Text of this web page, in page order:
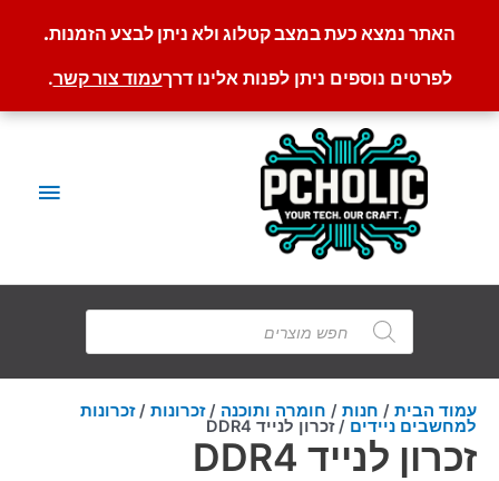
האתר נמצא כעת במצב קטלוג ולא ניתן לבצע הזמנות.
לפרטים נוספים ניתן לפנות אלינו דרךעמוד צור קשר.
דילוג
Products
search
עמוד הבית / חנות / חומרה ותוכנה /זכרונות /זכרונות
למחשבים ניידים / זכרון לנייד DDR4
זכרון לנייד DDR4